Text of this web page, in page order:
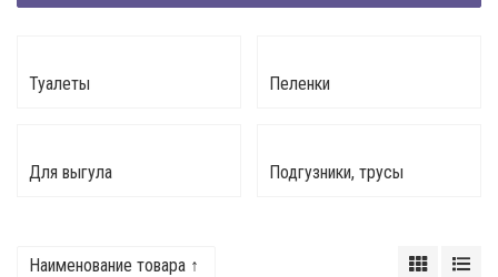
Туалеты Пеленки
Для выгула Подгузники, трусы
Наименование товара ↑